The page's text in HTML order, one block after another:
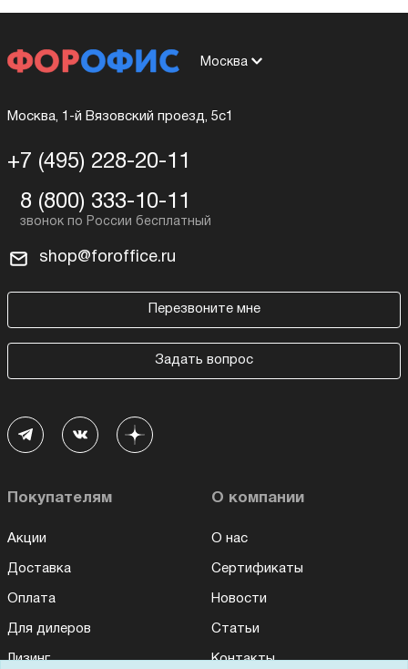
Москва
Москва, 1-й Вязовский проезд, 5с1
+7 (495) 228-20-11
8 (800) 333-10-11
shop@foroffice.ru
Перезвоните мне
Задать вопрос
Покупателям
Акции
Доставка
Оплата
Для дилеров
Лизинг
О компании
О нас
Сертификаты
Новости
Статьи
Контакты